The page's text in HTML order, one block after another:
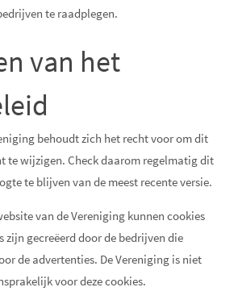
te raadplegen.
van het
behoudt zich het recht voor om dit
te wijzigen. Check daarom regelmatig dit
te blijven van de meest recente versie.
van de Vereniging kunnen cookies
zijn gecreëerd door de bedrijven die
de advertenties. De Vereniging is niet
voor deze cookies.